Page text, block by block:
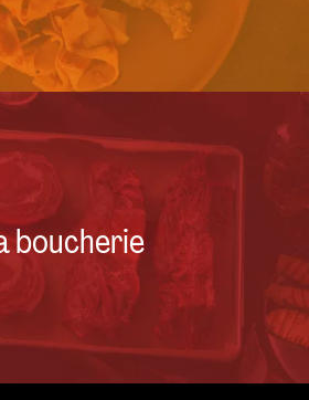
boucherie